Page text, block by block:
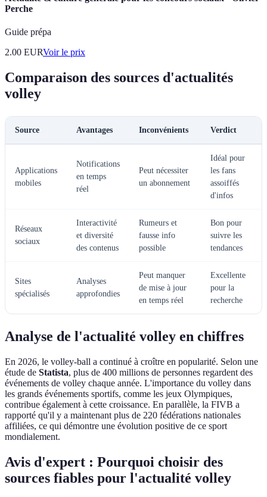
Perche
Guide prépa
2.00 EURVoir le prix
Comparaison des sources d'actualités
volley
Source Avantages Inconvénients Verdict
Applications
mobiles
Notifications
en temps
réel
Peut nécessiter
un abonnement
Idéal pour
les fans
assoiffés
d'infos
Réseaux
sociaux
Interactivité
et diversité
des contenus
Rumeurs et
fausse info
possible
Bon pour
suivre les
tendances
Sites
spécialisés
Analyses
approfondies
Peut manquer
de mise à jour
en temps réel
Excellente
pour la
recherche
Analyse de l'actualité volley en chiffres
En 2026, le volley-ball a continué à croître en popularité. Selon une
étude de Statista, plus de 400 millions de personnes regardent des
événements de volley chaque année. L'importance du volley dans
les grands événements sportifs, comme les jeux Olympiques,
contribue également à cette croissance. En parallèle, la FIVB a
rapporté qu'il y a maintenant plus de 220 fédérations nationales
affiliées, ce qui démontre une évolution positive de ce sport
mondialement.
Avis d'expert : Pourquoi choisir des
sources fiables pour l'actualité volley